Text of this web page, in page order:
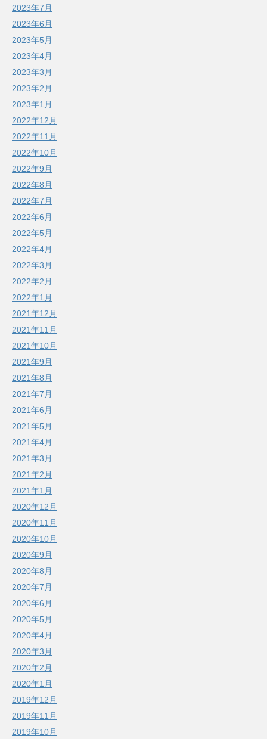
2023年7月
2023年6月
2023年5月
2023年4月
2023年3月
2023年2月
2023年1月
2022年12月
2022年11月
2022年10月
2022年9月
2022年8月
2022年7月
2022年6月
2022年5月
2022年4月
2022年3月
2022年2月
2022年1月
2021年12月
2021年11月
2021年10月
2021年9月
2021年8月
2021年7月
2021年6月
2021年5月
2021年4月
2021年3月
2021年2月
2021年1月
2020年12月
2020年11月
2020年10月
2020年9月
2020年8月
2020年7月
2020年6月
2020年5月
2020年4月
2020年3月
2020年2月
2020年1月
2019年12月
2019年11月
2019年10月